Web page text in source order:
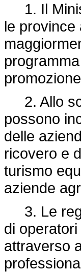
1. Il
le province
2. Allo
possono
delle
ricovero e
turismo
aziende
3. Le
di
attraverso